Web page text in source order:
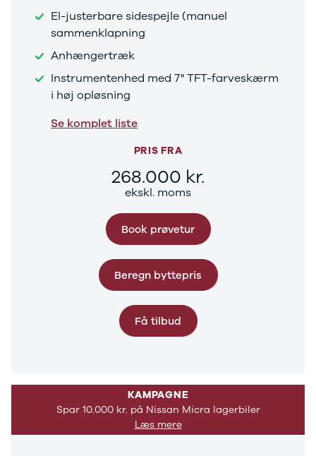
El-justerbare sidespejle (manuel
sammenklapning
Anhængertræk
Instrumentenhed med 7" TFT-farveskærm
i høj opløsning
Se komplet liste
PRIS FRA
268.000 kr.
ekskl. moms
Book prøvetur
Beregn byttepris
Få tilbud
KAMPAGNE
Spar 10.000 kr. på Nissan Micra lagerbiler
Læs mere